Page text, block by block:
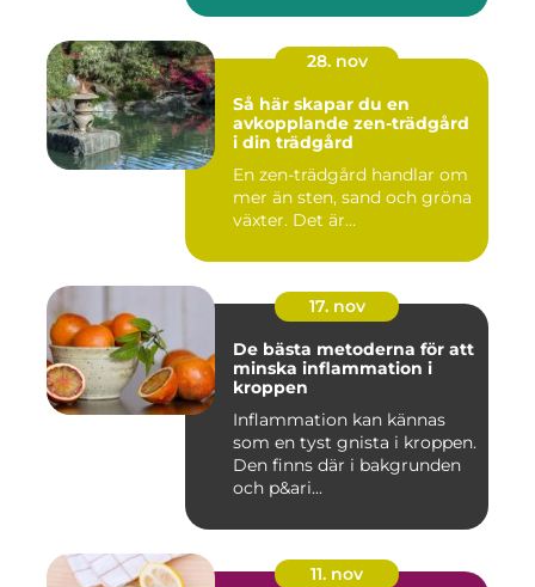
28. nov
Så här skapar du en
avkopplande zen-trädgård
i din trädgård
En zen-trädgård handlar om
mer än sten, sand och gröna
växter. Det är...
17. nov
De bästa metoderna för att
minska inflammation i
kroppen
Inflammation kan kännas
som en tyst gnista i kroppen.
Den finns där i bakgrunden
och p&ari...
11. nov